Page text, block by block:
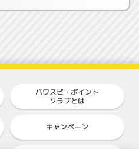
パワスピ・ポイント
クラブとは
キャンペーン